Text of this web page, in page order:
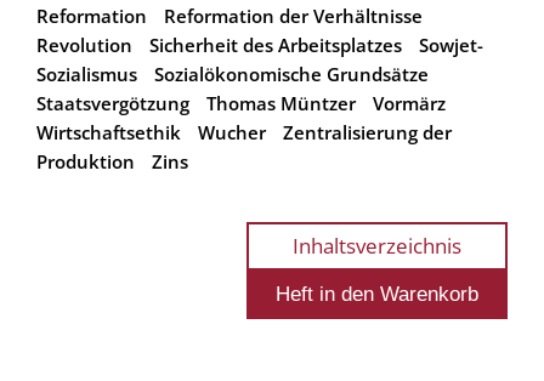
Reformation
Reformation der Verhältnisse
Revolution
Sicherheit des Arbeitsplatzes
Sowjet-
Sozialismus
Sozialökonomische Grundsätze
Staatsvergötzung
Thomas Müntzer
Vormärz
Wirtschaftsethik
Wucher
Zentralisierung der
Produktion
Zins
Inhaltsverzeichnis